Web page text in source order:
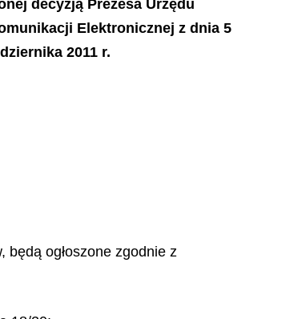
decyzją Prezesa Urzędu
Elektronicznej z dnia 5
2011 r.
ogłoszone zgodnie z